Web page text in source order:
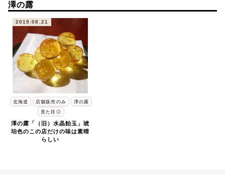
澤の露
2019.08.21
北海道 店舗販売のみ
澤の露
見た目◎
澤の露「（旧）水晶飴玉」琥
珀色のこの店だけの味は素晴
らしい